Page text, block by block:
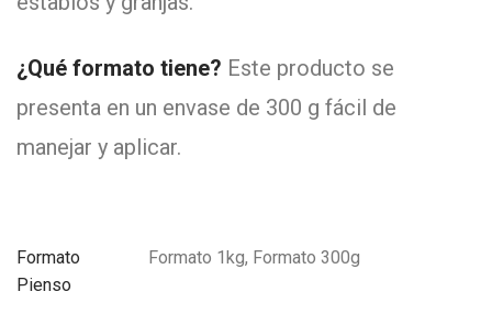
¿Qué formato tiene? Este producto se
presenta en un envase de 300 g fácil de
manejar y aplicar.
Formato
Pienso
Formato 1kg, Formato 300g